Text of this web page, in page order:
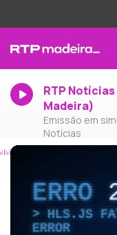
RTP Notícias
Madeira)
Emissão em
Notícias
ERRO
HLS.JS
ERROR